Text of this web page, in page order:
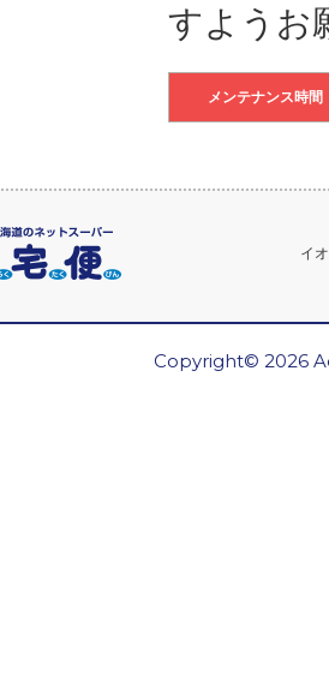
すようお
メンテナンス時間
イ
Copyright© 2026